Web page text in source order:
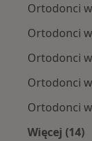
Ortodonci
Ortodonci
Ortodonci
Ortodonci
Ortodonci
Więcej (14)